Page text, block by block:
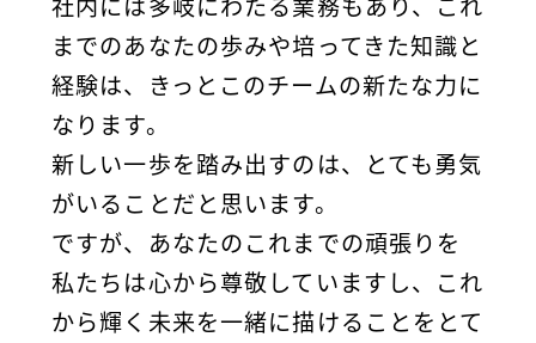
までのあなたの歩みや培ってきた知識と
経験は、きっとこのチームの新たな力に
なります。
新しい一歩を踏み出すのは、とても勇気
がいることだと思います。
ですが、あなたのこれまでの頑張りを
私たちは心から尊敬していますし、これ
から輝く未来を一緒に描けることをとて